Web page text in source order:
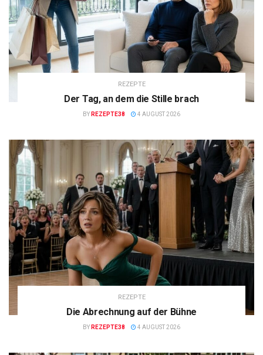
REZEPTE
Der Tag, an dem die Stille brach
BY REZEPTE38 4 AUGUST 2026
REZEPTE
Die Abrechnung auf der Bühne
BY REZEPTE38 4 AUGUST 2026